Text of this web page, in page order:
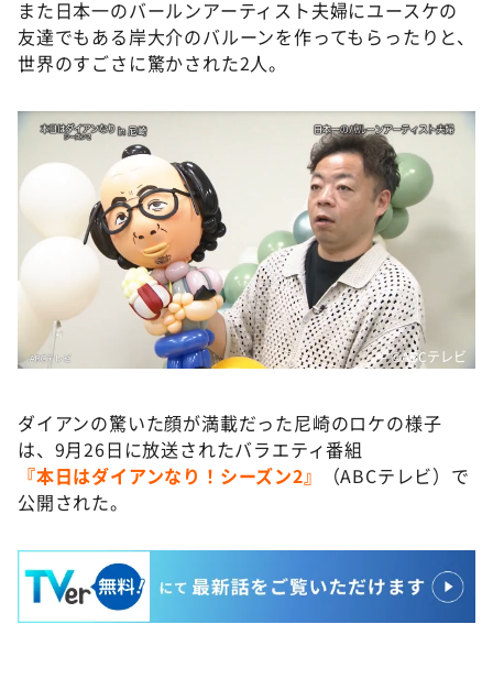
また日本一のバールンアーティスト夫婦にユースケの
友達でもある岸大介のバルーンを作ってもらったりと、
世界のすごさに驚かされた2人。
©️ABCテレビ
ダイアンの驚いた顔が満載だった尼崎のロケの様子
は、9月26日に放送されたバラエティ番組
『本日はダイアンなり！シーズン2』
（ABCテレビ）で
公開された。